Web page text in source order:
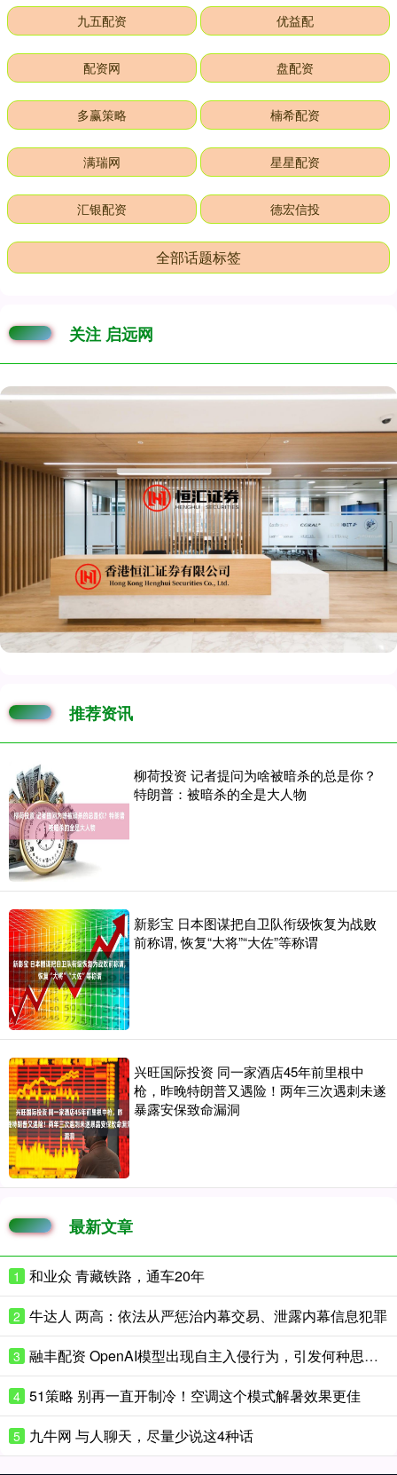
九五配资 优益配
配资网 盘配资
多赢策略 楠希配资
满瑞网 星星配资
汇银配资 德宏信投
全部话题标签
关注 启远网
推荐资讯
柳荷投资 记者提问为啥被暗杀的总是你？
特朗普：被暗杀的全是大人物
新影宝 日本图谋把自卫队衔级恢复为战败
前称谓, 恢复“大将”“大佐”等称谓
兴旺国际投资 同一家酒店45年前里根中
枪，昨晚特朗普又遇险！两年三次遇刺未遂
暴露安保致命漏洞
最新文章
1 和业众 青藏铁路，通车20年
2 牛达人 两高：依法从严惩治内幕交易、泄露内幕信息犯罪
3 融丰配资 OpenAI模型出现自主入侵行为，引发何种思考？
4 51策略 别再一直开制冷！空调这个模式解暑效果更佳
5 九牛网 与人聊天，尽量少说这4种话